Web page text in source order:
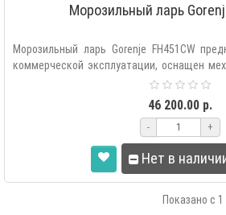
Морозильный ларь
Морозильный ларь Gorenje FH451CW
коммерческой эксплуатации, оснащен
46 200.00 р.
- +
Нет в
Показано с